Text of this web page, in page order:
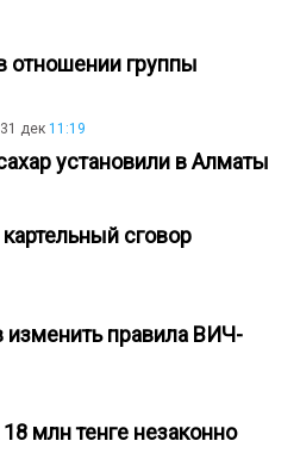
отношении группы
31 дек 11:19
установили в Алматы
сговор
правила ВИЧ-
млн тенге незаконно